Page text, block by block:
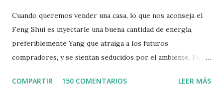
Cuando queremos vender una casa, lo que nos aconseja el
Feng Shui es inyectarle una buena cantidad de energía,
preferiblemente Yang que atraiga a los futuros
compradores, y se sientan seducidos por el ambiente. Para
tomar en cuenta en el momento de activación del ambiente,
COMPARTIR 150 COMENTARIOS LEER MÁS